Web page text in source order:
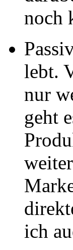
noch
lebt.
nur
geht
ich